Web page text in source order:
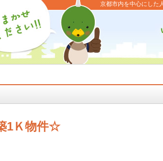
京都市内を中心にした
1Ｋ物件☆